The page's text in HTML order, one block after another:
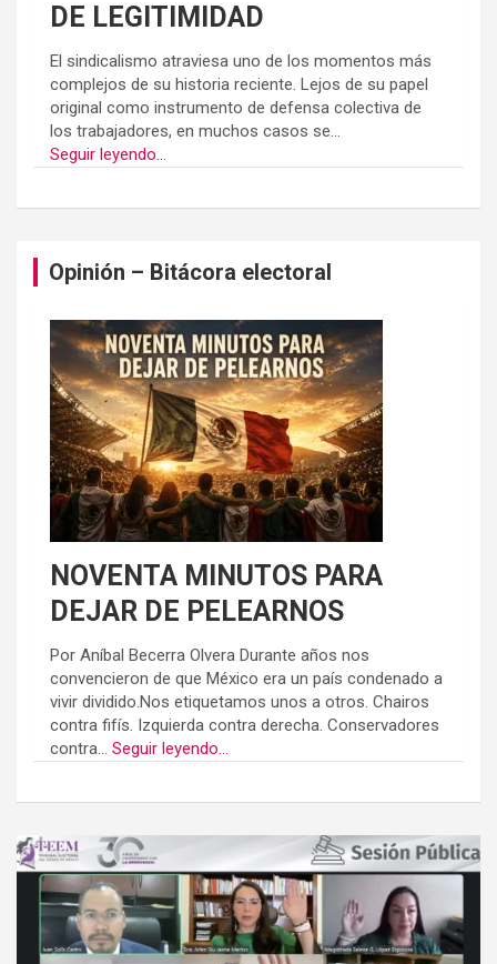
DE LEGITIMIDAD
El sindicalismo atraviesa uno de los momentos más
complejos de su historia reciente. Lejos de su papel
original como instrumento de defensa colectiva de
los trabajadores, en muchos casos se...
Seguir leyendo...
Opinión – Bitácora electoral
NOVENTA MINUTOS PARA
DEJAR DE PELEARNOS
Por Aníbal Becerra Olvera Durante años nos
convencieron de que México era un país condenado a
vivir dividido.Nos etiquetamos unos a otros. Chairos
contra fifís. Izquierda contra derecha. Conservadores
contra... Seguir leyendo...